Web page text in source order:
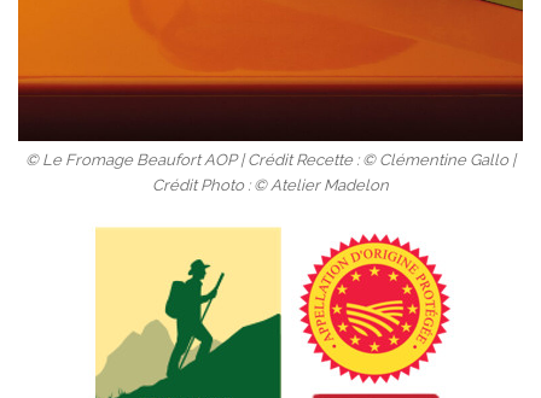
© Le Fromage Beaufort AOP | Crédit Recette : © Clémentine Gallo |
Crédit Photo : © Atelier Madelon